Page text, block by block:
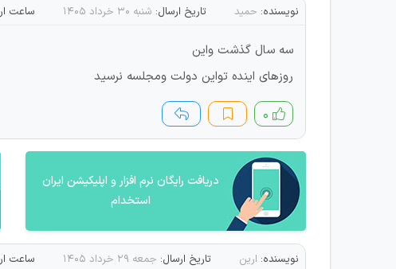
نویسنده: حمید تاریخ ارسال: شنبه ۳۰ خرداد ۱۴۰۵ ساعت
سه سال گذشت واین
روزهای اینده تواین دولت ومجلسه نرسید
۰
دریافت رایگان نرم افزار و اپلیکیشن ایران
استخدام
نویسنده: ارین تاریخ ارسال: جمعه ۲۹ خرداد ۱۴۰۵ ساعت